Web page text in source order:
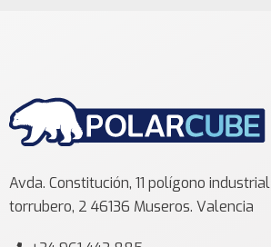
Avda. Constitución, 11 polígono industrial
torrubero, 2 46136 Museros. Valencia